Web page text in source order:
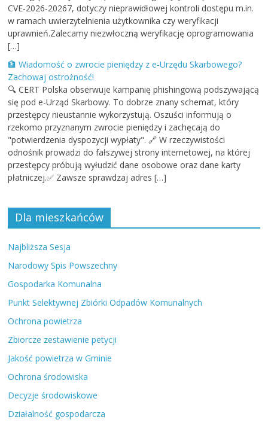
CVE-2026-20267, dotyczy nieprawidłowej kontroli dostępu m.in.
w ramach uwierzytelnienia użytkownika czy weryfikacji
uprawnień.Zalecamy niezwłoczną weryfikację oprogramowania
[…]
🏦 Wiadomość o zwrocie pieniędzy z e-Urzędu Skarbowego?
Zachowaj ostrożność!
🔍 CERT Polska obserwuje kampanię phishingową podszywającą
się pod e-Urząd Skarbowy. To dobrze znany schemat, który
przestępcy nieustannie wykorzystują. Oszuści informują o
rzekomo przyznanym zwrocie pieniędzy i zachęcają do
"potwierdzenia dyspozycji wypłaty". 🔗 W rzeczywistości
odnośnik prowadzi do fałszywej strony internetowej, na której
przestępcy próbują wyłudzić dane osobowe oraz dane karty
płatniczej.✅ Zawsze sprawdzaj adres […]
Dla mieszkańców
Najbliższa Sesja
Narodowy Spis Powszechny
Gospodarka Komunalna
Punkt Selektywnej Zbiórki Odpadów Komunalnych
Ochrona powietrza
Zbiorcze zestawienie petycji
Jakość powietrza w Gminie
Ochrona środowiska
Decyzje środowiskowe
Działalność gospodarcza